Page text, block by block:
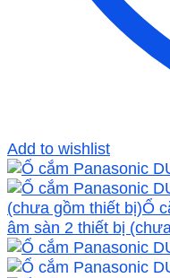
Add to wishlist